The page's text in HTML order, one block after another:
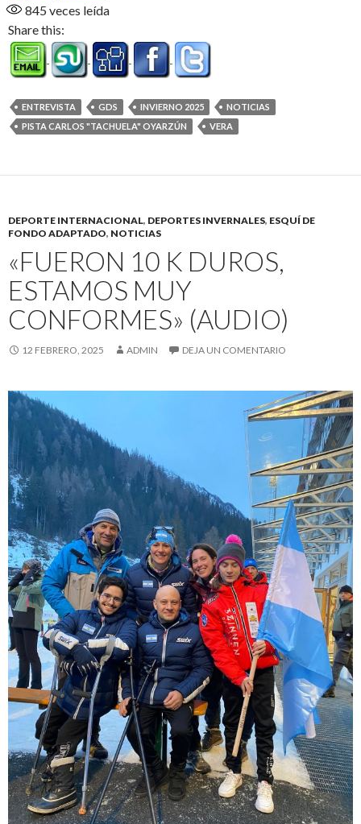
845 veces leída
Share this:
ENTREVISTA GDS INVIERNO 2025
NOTICIAS
PISTA CARLOS "TACHUELA" OYARZÚN
VERA
DEPORTE INTERNACIONAL, DEPORTES INVERNALES, ESQUÍ DE
FONDO ADAPTADO, NOTICIAS
«FUERON 10 K DUROS,
ESTAMOS MUY
CONFORMES» (AUDIO)
12 FEBRERO, 2025 ADMIN DEJA UN COMENTARIO